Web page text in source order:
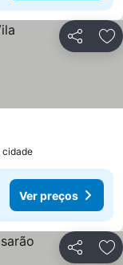
Partilhar
cidade
Ver preços
Partilhar